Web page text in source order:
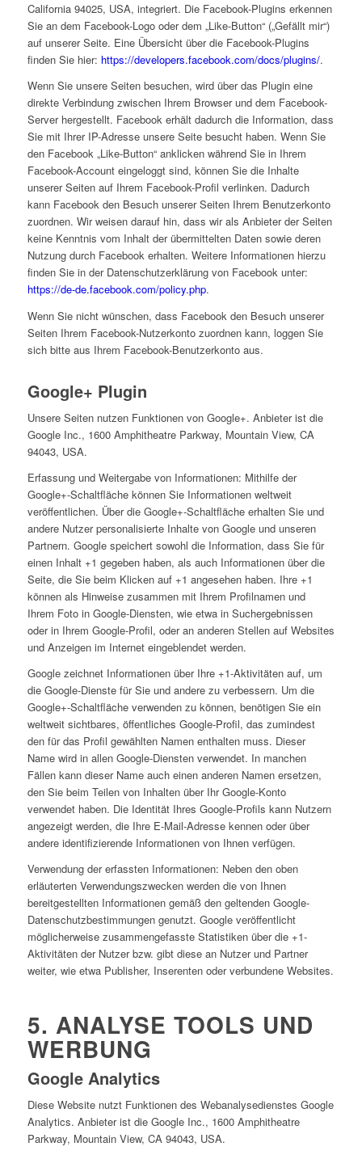
California 94025, USA, integriert. Die Facebook-Plugins erkennen
Sie an dem Facebook-Logo oder dem „Like-Button“ („Gefällt mir“)
auf unserer Seite. Eine Übersicht über die Facebook-Plugins
finden Sie hier: https://developers.facebook.com/docs/plugins/.
Wenn Sie unsere Seiten besuchen, wird über das Plugin eine
direkte Verbindung zwischen Ihrem Browser und dem Facebook-
Server hergestellt. Facebook erhält dadurch die Information, dass
Sie mit Ihrer IP-Adresse unsere Seite besucht haben. Wenn Sie
den Facebook „Like-Button“ anklicken während Sie in Ihrem
Facebook-Account eingeloggt sind, können Sie die Inhalte
unserer Seiten auf Ihrem Facebook-Profil verlinken. Dadurch
kann Facebook den Besuch unserer Seiten Ihrem Benutzerkonto
zuordnen. Wir weisen darauf hin, dass wir als Anbieter der Seiten
keine Kenntnis vom Inhalt der übermittelten Daten sowie deren
Nutzung durch Facebook erhalten. Weitere Informationen hierzu
finden Sie in der Datenschutzerklärung von Facebook unter:
https://de-de.facebook.com/policy.php.
Wenn Sie nicht wünschen, dass Facebook den Besuch unserer
Seiten Ihrem Facebook-Nutzerkonto zuordnen kann, loggen Sie
sich bitte aus Ihrem Facebook-Benutzerkonto aus.
Google+ Plugin
Unsere Seiten nutzen Funktionen von Google+. Anbieter ist die
Google Inc., 1600 Amphitheatre Parkway, Mountain View, CA
94043, USA.
Erfassung und Weitergabe von Informationen: Mithilfe der
Google+-Schaltfläche können Sie Informationen weltweit
veröffentlichen. Über die Google+-Schaltfläche erhalten Sie und
andere Nutzer personalisierte Inhalte von Google und unseren
Partnern. Google speichert sowohl die Information, dass Sie für
einen Inhalt +1 gegeben haben, als auch Informationen über die
Seite, die Sie beim Klicken auf +1 angesehen haben. Ihre +1
können als Hinweise zusammen mit Ihrem Profilnamen und
Ihrem Foto in Google-Diensten, wie etwa in Suchergebnissen
oder in Ihrem Google-Profil, oder an anderen Stellen auf Websites
und Anzeigen im Internet eingeblendet werden.
Google zeichnet Informationen über Ihre +1-Aktivitäten auf, um
die Google-Dienste für Sie und andere zu verbessern. Um die
Google+-Schaltfläche verwenden zu können, benötigen Sie ein
weltweit sichtbares, öffentliches Google-Profil, das zumindest
den für das Profil gewählten Namen enthalten muss. Dieser
Name wird in allen Google-Diensten verwendet. In manchen
Fällen kann dieser Name auch einen anderen Namen ersetzen,
den Sie beim Teilen von Inhalten über Ihr Google-Konto
verwendet haben. Die Identität Ihres Google-Profils kann Nutzern
angezeigt werden, die Ihre E-Mail-Adresse kennen oder über
andere identifizierende Informationen von Ihnen verfügen.
Verwendung der erfassten Informationen: Neben den oben
erläuterten Verwendungszwecken werden die von Ihnen
bereitgestellten Informationen gemäß den geltenden Google-
Datenschutzbestimmungen genutzt. Google veröffentlicht
möglicherweise zusammengefasste Statistiken über die +1-
Aktivitäten der Nutzer bzw. gibt diese an Nutzer und Partner
weiter, wie etwa Publisher, Inserenten oder verbundene Websites.
5. ANALYSE TOOLS UND
WERBUNG
Google Analytics
Diese Website nutzt Funktionen des Webanalysedienstes Google
Analytics. Anbieter ist die Google Inc., 1600 Amphitheatre
Parkway, Mountain View, CA 94043, USA.